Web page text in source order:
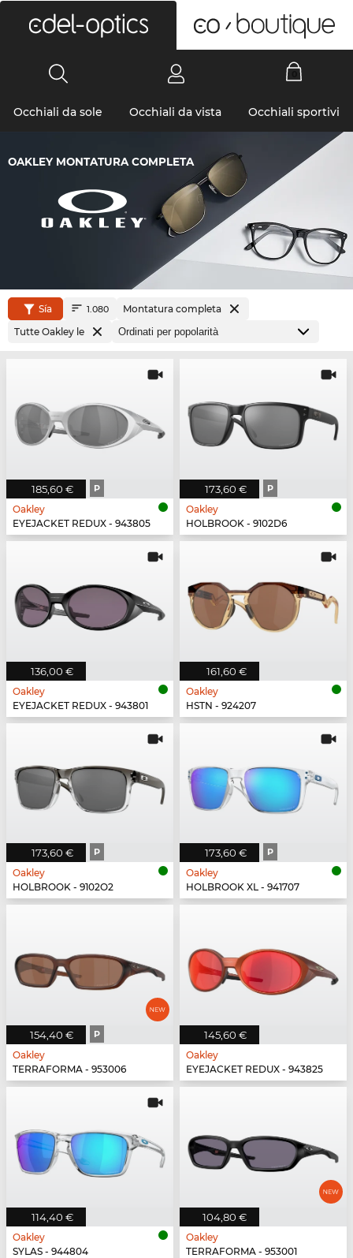
Occhiali da sole Occhiali da vista Occhiali sportivi
OAKLEY MONTATURA COMPLETA
Sía 1.080
Montatura completa
Tutte Oakley le
185,60 € P
Oakley
EYEJACKET REDUX - 943805
173,60 € P
Oakley
HOLBROOK - 9102D6
136,00 €
Oakley
EYEJACKET REDUX - 943801
161,60 €
Oakley
HSTN - 924207
173,60 € P
Oakley
HOLBROOK - 9102O2
173,60 € P
Oakley
HOLBROOK XL - 941707
154,40 € P
Oakley
TERRAFORMA - 953006
145,60 €
Oakley
EYEJACKET REDUX - 943825
114,40 €
Oakley
SYLAS - 944804
104,80 €
Oakley
TERRAFORMA - 953001